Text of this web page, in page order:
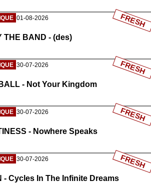
01-08-2026
THE BAND - (des)
FRESH
30-07-2026
- Not Your Kingdom
FRESH
30-07-2026
- Nowhere Speaks
FRESH
30-07-2026
- Cycles In The Infinite Dreams
FRESH